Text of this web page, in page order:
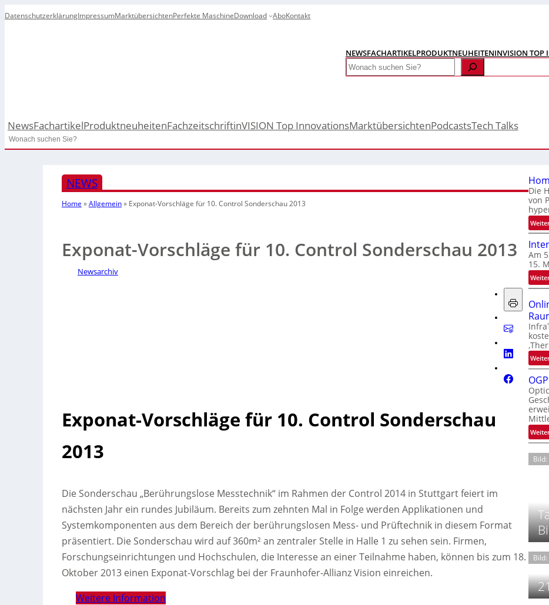
DatenschutzerklärungImpressumMarktübersichtenPerfekte MaschineDownload AboKontakt
NEWSFACHARTIKELPRODUKTNEUHEITENINVISION TOP
Search
NewsFachartikelProduktneuheitenFachzeitschriftinVISION Top InnovationsMarktübersichtenPodcastsTech Talks
Search
NEWS
Home »Allgemein» Exponat-Vorschläge für 10. Control Sonderschau 2013
Exponat-Vorschläge für 10. Control Sonderschau 2013
Newsarchiv
Exponat-Vorschläge für 10. Control Sonderschau
2013
Die Sonderschau „Berührungslose Messtechnik“ im Rahmen der Control 2014 in Stuttgart feiert im
nächsten Jahr ein rundes Jubiläum. Bereits zum zehnten Mal in Folge werden Applikationen und
Systemkomponenten aus dem Bereich der berührungslosen Mess- und Prüftechnik in diesem Format
präsentiert. Die Sonderschau wird auf 360m² an zentraler Stelle in Halle 1 zu sehen sein. Firmen,
Forschungseinrichtungen und Hochschulen, die Interesse an einer Teilnahme haben, können bis zum 18.
Oktober 2013 einen Exponat-Vorschlag bei der Fraunhofer-Allianz Vision einreichen.
Weitere Information
Die
von
Am
15.
Bild: